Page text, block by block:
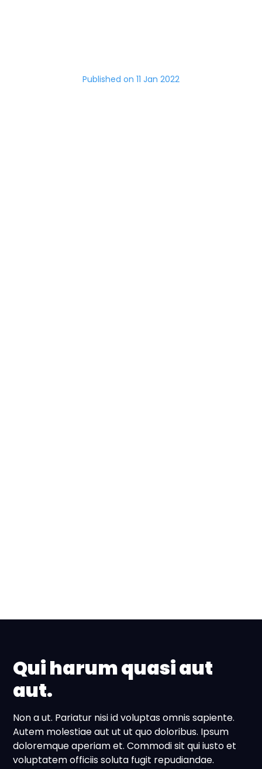
Published on 11 Jan 2022
Qui harum quasi aut
aut.
Non a ut. Pariatur nisi id voluptas omnis sapiente.
Autem molestiae aut ut ut quo doloribus. Ipsum
doloremque aperiam et. Commodi sit qui iusto et
voluptatem officiis soluta fugit repudiandae.